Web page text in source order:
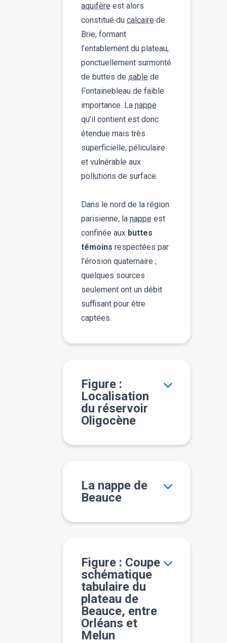
aquifère est alors
constitué du calcaire de
Brie, formant
l’entablement du plateau,
ponctuellement surmonté
de buttes de sable de
Fontainebleau de faible
importance. La nappe
qu’il contient est donc
étendue mais très
superficielle, péliculaire
et vulnérable aux
pollutions de surface.
Dans le nord de la région
parisienne, la nappe est
confinée aux buttes
témoins respectées par
l’érosion quaternaire ;
quelques sources
seulement ont un débit
suffisant pour être
captées.
Figure :
Localisation
du réservoir
Oligocène
La nappe de
Beauce
Figure : Coupe
schématique
tabulaire du
plateau de
Beauce, entre
Orléans et
Melun